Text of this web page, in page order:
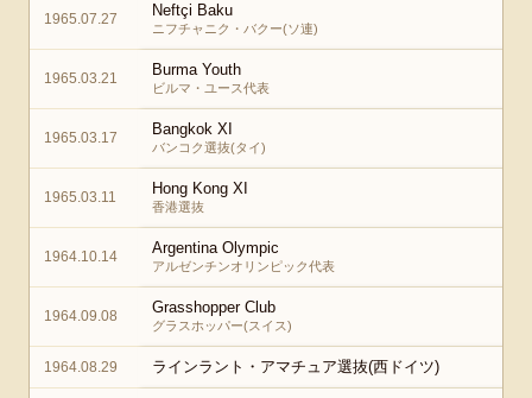
1965.07.27 Neftçi Baku
ニフチャニク・バクー(ソ連)
1965.03.21 Burma Youth
ビルマ・ユース代表
1965.03.17 Bangkok XI
バンコク選抜(タイ)
1965.03.11 Hong Kong XI
香港選抜
1964.10.14 Argentina Olympic
アルゼンチンオリンピック代表
1964.09.08 Grasshopper Club
グラスホッパー(スイス)
1964.08.29 ラインラント・アマチュア選抜(西ドイツ)